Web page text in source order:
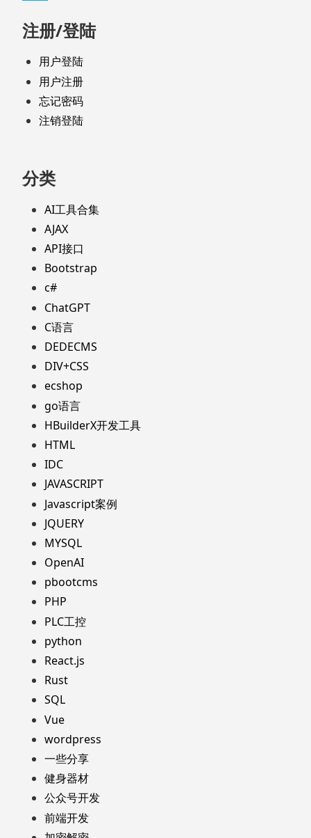
注册/登陆
用户登陆
用户注册
忘记密码
注销登陆
分类
AI工具合集
AJAX
API接口
Bootstrap
c#
ChatGPT
C语言
DEDECMS
DIV+CSS
ecshop
go语言
HBuilderX开发工具
HTML
IDC
JAVASCRIPT
Javascript案例
JQUERY
MYSQL
OpenAI
pbootcms
PHP
PLC工控
python
React.js
Rust
SQL
Vue
wordpress
一些分享
健身器材
公众号开发
前端开发